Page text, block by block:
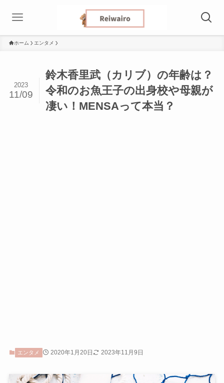
ホーム エンタメ
鈴木香里武（カリブ）の年齢は？
令和のお魚王子の出身校や母親が
凄い！MENSAって本当？
2023
11/09
エンタメ 2020年1月20日 2023年11月9日